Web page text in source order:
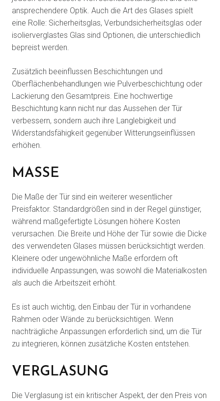
ansprechendere Optik. Auch die Art des Glases spielt
eine Rolle: Sicherheitsglas, Verbundsicherheitsglas oder
isolierverglastes Glas sind Optionen, die unterschiedlich
bepreist werden.
Zusätzlich beeinflussen Beschichtungen und
Oberflächenbehandlungen wie Pulverbeschichtung oder
Lackierung den Gesamtpreis. Eine hochwertige
Beschichtung kann nicht nur das Aussehen der Tür
verbessern, sondern auch ihre Langlebigkeit und
Widerstandsfähigkeit gegenüber Witterungseinflüssen
erhöhen.
MASSE
Die Maße der Tür sind ein weiterer wesentlicher
Preisfaktor. Standardgrößen sind in der Regel günstiger,
während maßgefertigte Lösungen höhere Kosten
verursachen. Die Breite und Höhe der Tür sowie die Dicke
des verwendeten Glases müssen berücksichtigt werden.
Kleinere oder ungewöhnliche Maße erfordern oft
individuelle Anpassungen, was sowohl die Materialkosten
als auch die Arbeitszeit erhöht.
Es ist auch wichtig, den Einbau der Tür in vorhandene
Rahmen oder Wände zu berücksichtigen. Wenn
nachträgliche Anpassungen erforderlich sind, um die Tür
zu integrieren, können zusätzliche Kosten entstehen.
VERGLASUNG
Die Verglasung ist ein kritischer Aspekt, der den Preis von